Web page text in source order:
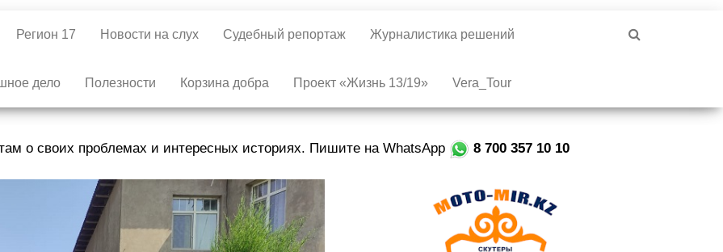
Регион 17 Новости на слух Судебный репортаж Журналистика решений
дело Полезности Корзина добра Проект «Жизнь 13/19» Vera_Tour
о своих проблемах и интересных историях. Пишите на WhatsApp 8 700 357 10 10